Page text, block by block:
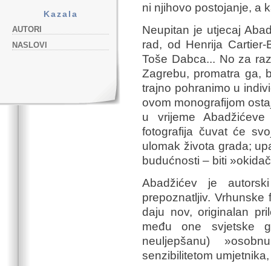
Kazala
AUTORI
NASLOVI
ni njihovo postojanje, a
Neupitan je utjecaj
rad, od Henrija
Toše Dabca... No za
Zagrebu, promatra ga,
trajno pohranimo u
ovom monografijom
u vrijeme
fotografija čuvat će
ulomak života grada;
budućnosti – biti
Abadžićev je
prepoznatljiv.
daju nov, originalan
među one svjetske
neuljepšanu)
senzibilitetom